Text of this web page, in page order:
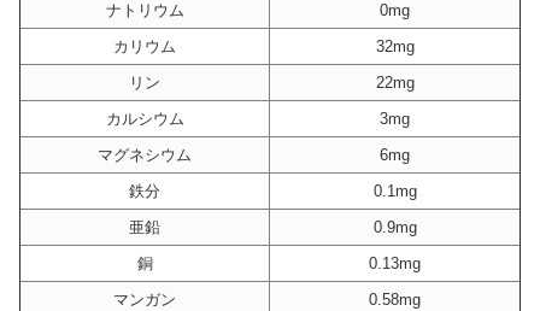
ナトリウム
0mg
カリウム
32mg
リン
22mg
カルシウム
3mg
マグネシウム
6mg
鉄分
0.1mg
亜鉛
0.9mg
銅
0.13mg
マンガン
0.58mg